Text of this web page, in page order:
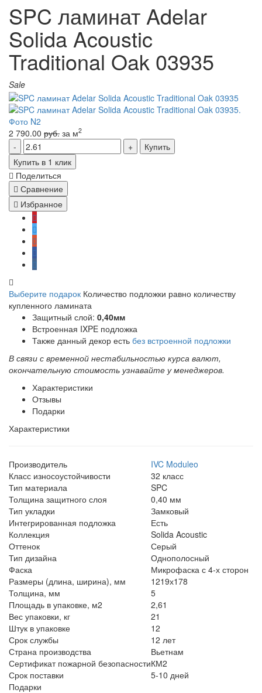
SPC ламинат Adelar
Solida Acoustic
Traditional Oak 03935
Sale
2 790.00 руб. за м2
Купить
Купить в 1 клик
Поделиться
Сравнение
Избранное
Выберите подарок Количество подложки равно количеству
купленного ламината
Защитный слой: 0,40мм
Встроенная IXPE подложка
Также данный декор есть без встроенной подложки
В связи с временной нестабильностью курса валют,
окончательную стоимость узнавайте у менеджеров.
Характеристики
Отзывы
Подарки
Характеристики
Производитель
IVC Moduleo
Класс износоустойчивости
32 класс
Тип материала
SPC
Толщина защитного слоя
0,40 мм
Тип укладки
Замковый
Интегрированная подложка
Есть
Коллекция
Solida Acoustic
Оттенок
Серый
Тип дизайна
Однополосный
Фаска
Микрофаска с 4-х сторон
Размеры (длина, ширина), мм
1219х178
Толщина, мм
5
Площадь в упаковке, м2
2,61
Вес упаковки, кг
21
Штук в упаковке
12
Срок службы
12 лет
Страна производства
Вьетнам
Сертификат пожарной безопасностиКМ2
Срок поставки
5-10 дней
Подарки